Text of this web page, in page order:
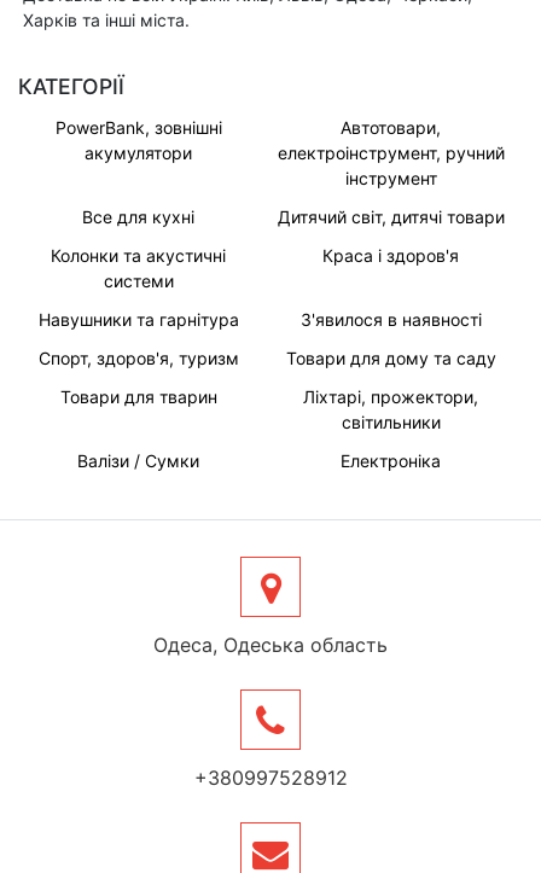
Харків та інші міста.
КАТЕГОРІЇ
PowerBank, зовнішні
акумулятори
Автотовари,
електроінструмент, ручний
інструмент
Все для кухні
Дитячий світ, дитячі товари
Колонки та акустичні
системи
Краса і здоров'я
Навушники та гарнітура
З'явилося в наявності
Спорт, здоров'я, туризм
Товари для дому та саду
Товари для тварин
Ліхтарі, прожектори,
світильники
Валізи / Сумки
Електроніка
Одеса, Одеська область
+380997528912